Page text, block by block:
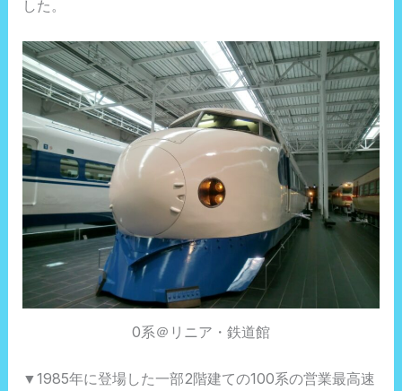
した。
0系＠リニア・鉄道館
▼1985年に登場した一部2階建ての100系の営業最高速